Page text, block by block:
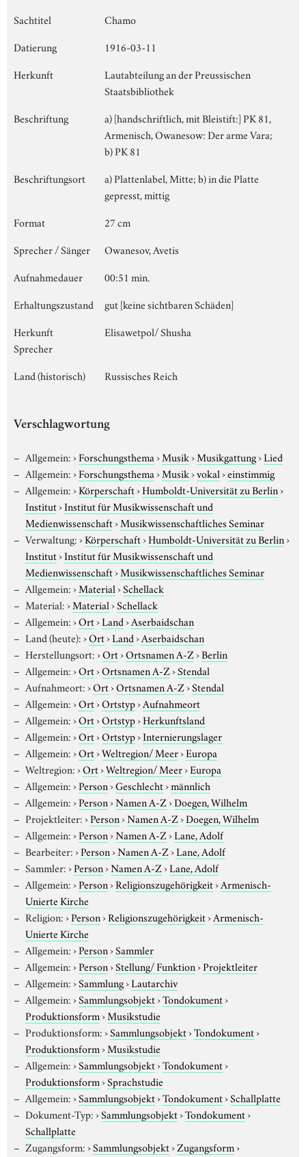
Sachtitel
Chamo
Datierung
1916-03-11
Herkunft
Lautabteilung an der Preussischen
Staatsbibliothek
Beschriftung
a) [handschriftlich, mit Bleistift:] PK 81,
Armenisch, Owanesow: Der arme Vara;
b) PK 81
Beschriftungsort
a) Plattenlabel, Mitte; b) in die Platte
gepresst, mittig
Format
27 cm
Sprecher / Sänger
Owanesov, Avetis
Aufnahmedauer
00:51 min.
Erhaltungszustand
gut [keine sichtbaren Schäden]
Herkunft
Sprecher
Elisawetpol/ Shusha
Land (historisch) Russisches Reich
Verschlagwortung
Allgemein:›Forschungsthema›Musik›Musikgattung›Lied
Allgemein:›Forschungsthema›Musik›vokal›einstimmig
Allgemein:›Körperschaft›Humboldt-Universität zu Berlin›
Institut›Institut für Musikwissenschaft und
Medienwissenschaft›Musikwissenschaftliches Seminar
Verwaltung:›Körperschaft›Humboldt-Universität zu Berlin›
Institut›Institut für Musikwissenschaft und
Medienwissenschaft›Musikwissenschaftliches Seminar
Allgemein:›Material›Schellack
Material:›Material›Schellack
Allgemein:›Ort›Land›Aserbaidschan
Land (heute):›Ort›Land›Aserbaidschan
Herstellungsort:›Ort›Ortsnamen A-Z›Berlin
Allgemein:›Ort›Ortsnamen A-Z›Stendal
Aufnahmeort:›Ort›Ortsnamen A-Z›Stendal
Allgemein:›Ort›Ortstyp›Aufnahmeort
Allgemein:›Ort›Ortstyp›Herkunftsland
Allgemein:›Ort›Ortstyp›Internierungslager
Allgemein:›Ort›Weltregion/ Meer›Europa
Weltregion:›Ort›Weltregion/ Meer›Europa
Allgemein:›Person›Geschlecht›männlich
Allgemein:›Person›Namen A-Z›Doegen, Wilhelm
Projektleiter:›Person›Namen A-Z›Doegen, Wilhelm
Allgemein:›Person›Namen A-Z›Lane, Adolf
Bearbeiter:›Person›Namen A-Z›Lane, Adolf
Sammler:›Person›Namen A-Z›Lane, Adolf
Allgemein:›Person›Religionszugehörigkeit›Armenisch-
Unierte Kirche
Religion:›Person›Religionszugehörigkeit›Armenisch-
Unierte Kirche
Allgemein:›Person›Sammler
Allgemein:›Person›Stellung/ Funktion›Projektleiter
Allgemein:›Sammlung›Lautarchiv
Allgemein:›Sammlungsobjekt›Tondokument›
Produktionsform›Musikstudie
Produktionsform:›Sammlungsobjekt›Tondokument›
Produktionsform›Musikstudie
Allgemein:›Sammlungsobjekt›Tondokument›
Produktionsform›Sprachstudie
Allgemein:›Sammlungsobjekt›Tondokument›Schallplatte
Dokument-Typ:›Sammlungsobjekt›Tondokument›
Schallplatte
Zugangsform:›Sammlungsobjekt›Zugangsform›